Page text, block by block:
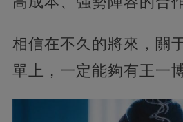
相信在不久的將來，關
單上，一定能夠有王一